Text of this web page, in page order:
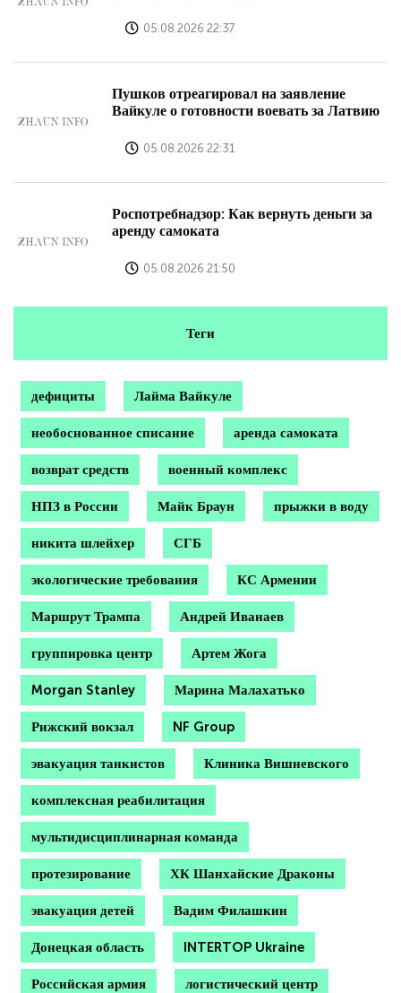
05.08.2026 22:37
Пушков отреагировал на заявление
Вайкуле о готовности воевать за Латвию
05.08.2026 22:31
Роспотребнадзор: Как вернуть деньги за
аренду самоката
05.08.2026 21:50
Теги
дефициты Лайма Вайкуле
необоснованное списание аренда самоката
возврат средств военный комплекс
НПЗ в России Майк Браун прыжки в воду
никита шлейхер СГБ
экологические требования КС Армении
Маршрут Трампа Андрей Иванаев
группировка центр Артем Жога
Morgan Stanley Марина Малахатько
Рижский вокзал NF Group
эвакуация танкистов Клиника Вишневского
комплексная реабилитация
мультидисциплинарная команда
протезирование ХК Шанхайские Драконы
эвакуация детей Вадим Филашкин
Донецкая область INTERTOP Ukraine
Российская армия логистический центр